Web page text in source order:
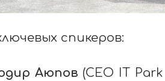
спикеров:
Аюпов (CEO IT Park